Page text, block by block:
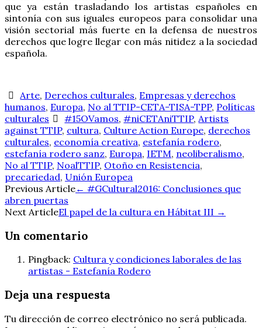
que ya están trasladando los artistas españoles en
sintonía con sus iguales europeos para consolidar una
visión sectorial más fuerte en la defensa de nuestros
derechos que logre llegar con más nitidez a la sociedad
española.
Arte, Derechos culturales, Empresas y derechos
humanos, Europa, No al TTIP-CETA-TISA-TPP, Políticas
culturales
#15OVamos,#niCETAniTTIP, Artists
against TTIP, cultura, Culture Action Europe, derechos
culturales, economía creativa, estefanía rodero,
estefanía rodero sanz, Europa, IETM, neoliberalismo,
No al TTIP, NoalTTIP, Otoño en Resistencia,
precariedad, Unión Europea
Navegación
de
entradas
Previous Article← #GCultural2016: Conclusiones que
abren puertas
Next ArticleEl papel de la cultura en Hábitat III →
Un comentario
Pingback: Cultura y condiciones laborales de las
artistas - Estefanía Rodero
Deja una respuesta
Tu dirección de correo electrónico no será publicada.